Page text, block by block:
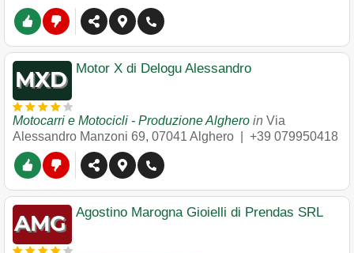
Motor X di Delogu Alessandro
Motocarri e Motocicli - Produzione Alghero in Via
Alessandro Manzoni 69, 07041 Alghero +39 079950418
Agostino Marogna Gioielli di Prendas SRL